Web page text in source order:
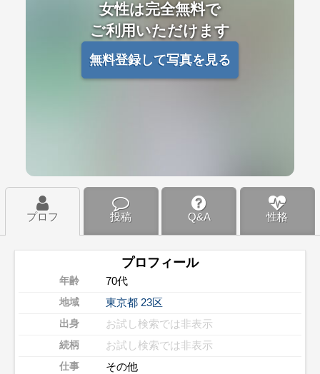
女性は完全無料で
ご利用いただけます
無料登録して写真を見る
プロフ 投稿 Q&A 性格
プロフィール
年齢 70代
地域 東京都 23区
出身 お試し検索では非表示
続柄 お試し検索では非表示
仕事 その他